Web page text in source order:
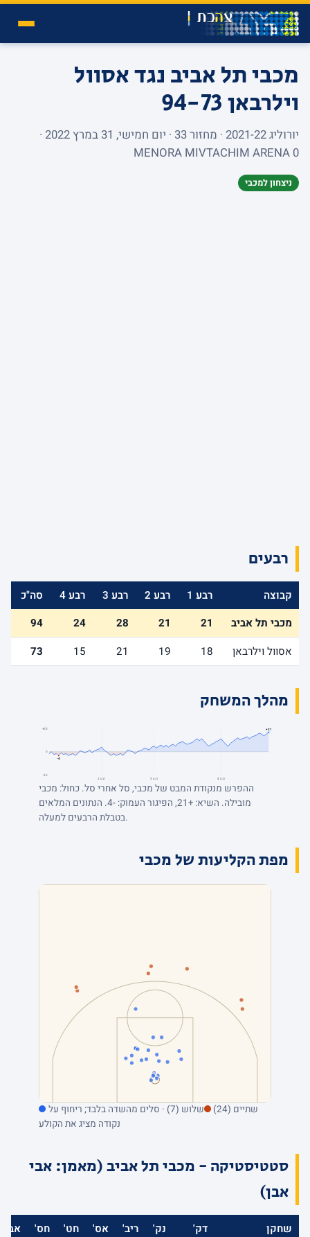
מכבי תל אביב נגד אסוול
וילרבאן94-73
יורוליג 2021-22 · מחזור 33 · יום חמישי, 31 במרץ 2022 ·
MENORA MIVTACHIM ARENA 0
ניצחון למכבי
רבעים
קבוצה רבע 1 רבע 2 רבע 3 רבע 4
סה"כ
מכבי תל אביב
21
21
28
24
94
אסוול וילרבאן
18
19
21
15
73
מהלך המשחק
+25
0
-25
+21
-4
רבע 2 רבע 3 רבע 4
ההפרש מנקודת המבט של מכבי, סל אחרי סל. כחול: מכבי
מובילה. השיא: +21, הפיגור העמוק: -4. הנתונים המלאים
בטבלת הרבעים למעלה.
מפת הקליעות של מכבי
שתיים (24)
שלוש (7) · סלים מהשדה בלבד; ריחוף על
נקודה מציג את הקולע
סטטיסטיקה - מכבי תל אביב (מאמן: אבי
אבן)
שחקן דק' נק' ריב' אס' חט' חס'
אב'